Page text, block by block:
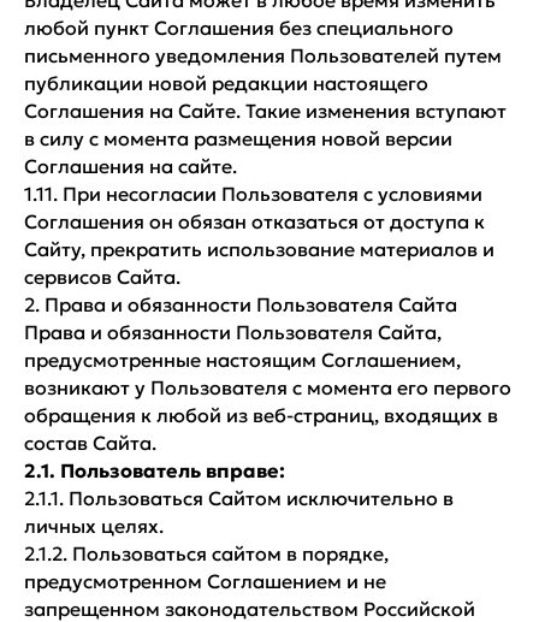
любой пункт Соглашения без специального
письменного уведомления Пользователей путем
публикации новой редакции настоящего
Соглашения на Сайте. Такие изменения вступают
в силу с момента размещения новой версии
Соглашения на сайте.
1.11. При несогласии Пользователя с условиями
Соглашения он обязан отказаться от доступа к
Сайту, прекратить использование материалов и
сервисов Сайта.
2. Права и обязанности Пользователя Сайта
Права и обязанности Пользователя Сайта,
предусмотренные настоящим Соглашением,
возникают у Пользователя с момента его первого
обращения к любой из веб-страниц, входящих в
состав Сайта.
2.1. Пользователь вправе:
2.1.1. Пользоваться Сайтом исключительно в
личных целях.
2.1.2. Пользоваться сайтом в порядке,
предусмотренном Соглашением и не
запрещенном законодательством Российской